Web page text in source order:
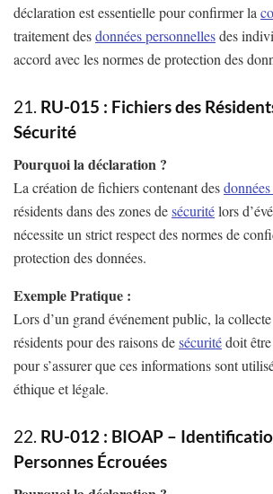
déclaration est essentielle pour confirmer la
traitement desdonnées personnellesdes
accord avec les normes de protection des
21. RU-015 : Fichiers des
Sécurité
Pourquoi la déclaration ?
La création de fichiers contenant des
résidents dans des zones desécuritélors
nécessite un strict respect des normes de
protection des données.
Exemple Pratique :
Lors d’un grand événement public, la
résidents pour des raisons desécuritédoit
pour s’assurer que ces informations sont
éthique et légale.
22. RU-012 : BIOAP –
Personnes Écrouées